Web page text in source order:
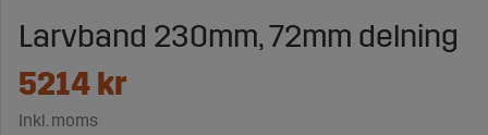
Larvband 230mm, 72mm delning
5214kr
Inkl. moms